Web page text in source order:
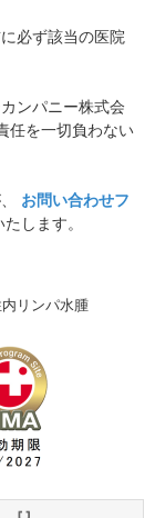
必ず該当の医院
ンパニー株式会
任を一切負わない
お問い合わせフ
します。
リンパ水腫